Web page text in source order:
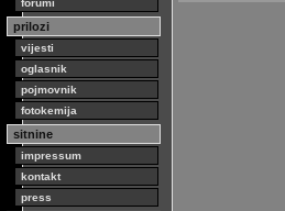
forumi
prilozi
vijesti
oglasnik
pojmovnik
fotokemija
sitnine
impressum
kontakt
press